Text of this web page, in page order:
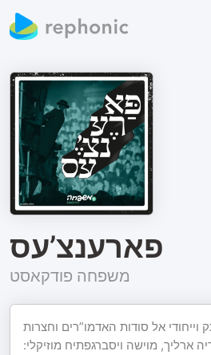
פארענצ’עס
משפחה פודקאסט
אל סודות האדמו”רים וחצרות
ארליך, מוישה ויסברגפתיח מוזיקלי: